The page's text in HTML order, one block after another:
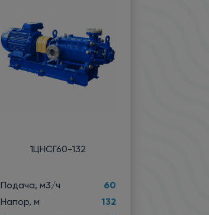
1ЦНСГ60-132
Подача, м3/ч
60
Напор, м
132